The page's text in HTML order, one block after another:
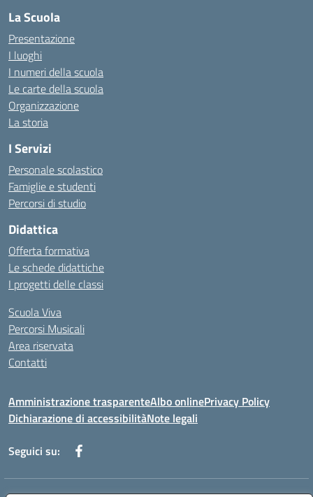
La Scuola
Presentazione
I luoghi
I numeri della scuola
Le carte della scuola
Organizzazione
La storia
I Servizi
Personale scolastico
Famiglie e studenti
Percorsi di studio
Didattica
Offerta formativa
Le schede didattiche
I progetti delle classi
Scuola Viva
Percorsi Musicali
Area riservata
Contatti
Amministrazione trasparenteAlbo onlinePrivacy Policy
Dichiarazione di accessibilitàNote legali
Seguici su: